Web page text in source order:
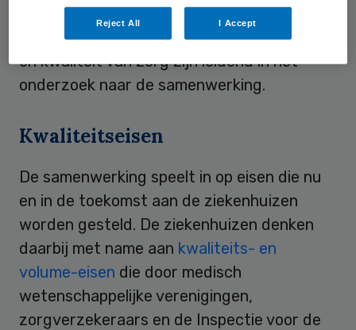
deelnemende ziekenhuizen en, als dat moet
dan wel beter is, geconcentreerd. Inhoud
en kwaliteit van zorg zijn leidend in het
onderzoek naar de samenwerking.
Kwaliteitseisen
De samenwerking speelt in op eisen die nu
en in de toekomst aan de ziekenhuizen
worden gesteld. De ziekenhuizen denken
daarbij met name aan kwaliteits- en
volume-eisen die door medisch
wetenschappelijke verenigingen,
zorgverzekeraars en de Inspectie voor de
Reject All I Accept